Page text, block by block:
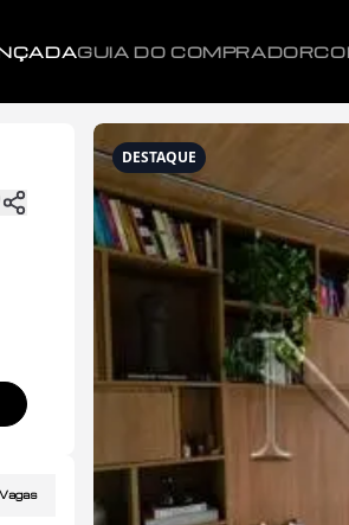
GUIA DO COMPRADOR
Vagas
DESTAQUE